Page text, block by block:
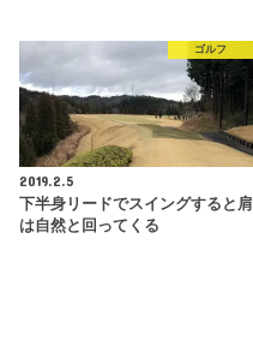
ゴルフ
2019.2.5
下半身リードでスイングすると肩
は自然と回ってくる